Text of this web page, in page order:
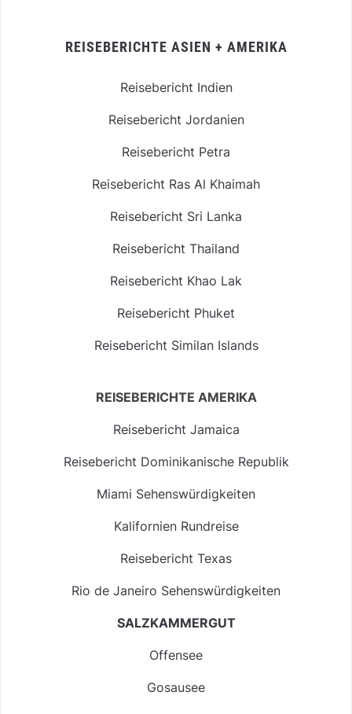
REISEBERICHTE ASIEN + AMERIKA
Reisebericht Indien
Reisebericht Jordanien
Reisebericht Petra
Reisebericht Ras Al Khaimah
Reisebericht Sri Lanka
Reisebericht Thailand
Reisebericht Khao Lak
Reisebericht Phuket
Reisebericht Similan Islands
REISEBERICHTE AMERIKA
Reisebericht Jamaica
Reisebericht Dominikanische Republik
Miami Sehenswürdigkeiten
Kalifornien Rundreise
Reisebericht Texas
Rio de Janeiro Sehenswürdigkeiten
SALZKAMMERGUT
Offensee
Gosausee